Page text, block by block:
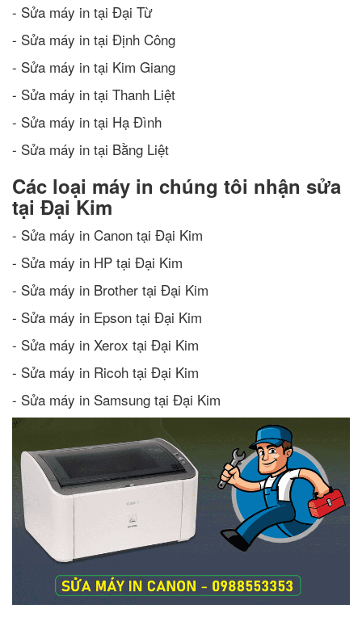
- Sửa máy in tại Đại Từ
- Sửa máy in tại Định Công
- Sửa máy in tại Kim Giang
- Sửa máy in tại Thanh Liệt
- Sửa máy in tại Hạ Đình
- Sửa máy in tại Bằng Liệt
Các loại máy in chúng tôi nhận sửa
tại Đại Kim
- Sửa máy in Canon tại Đại Kim
- Sửa máy in HP tại Đại Kim
- Sửa máy in Brother tại Đại Kim
- Sửa máy in Epson tại Đại Kim
- Sửa máy in Xerox tại Đại Kim
- Sửa máy in Ricoh tại Đại Kim
- Sửa máy in Samsung tại Đại Kim